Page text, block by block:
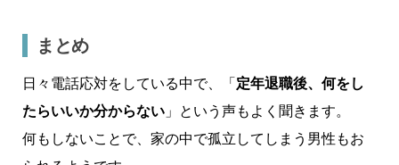
まとめ
日々電話応対をしている中で、「 定年退職後、何をし
たらいいか分からない 」という声もよく聞きます。
何もしないことで、家の中で孤立してしまう男性もお